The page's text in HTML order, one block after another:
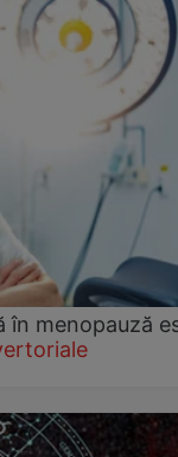
în menopauză